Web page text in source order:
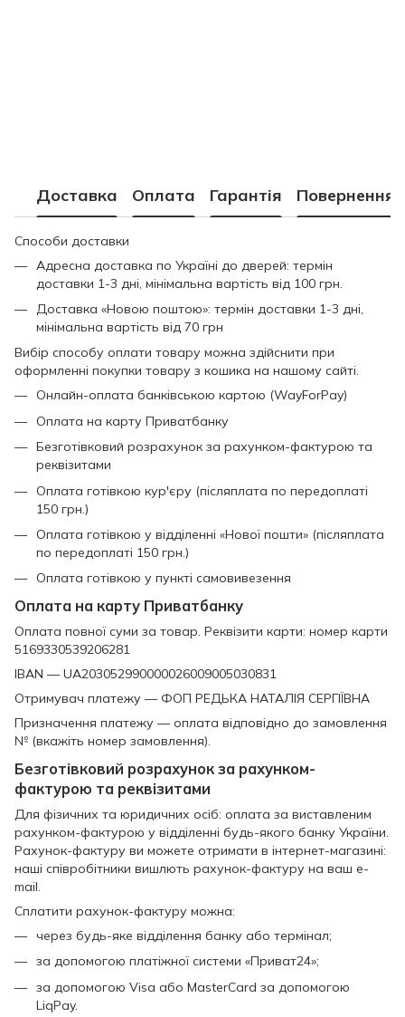
Доставка Оплата Гарантія Повернення
Способи доставки
Адресна доставка по Україні до дверей: термін
доставки 1-3 дні, мінімальна вартість від 100 грн.
Доставка «Новою поштою»: термін доставки 1-3 дні,
мінімальна вартість від 70 грн
Вибір способу оплати товару можна здійснити при
оформленні покупки товару з кошика на нашому сайті.
Онлайн-оплата банківською картою (WayForPay)
Оплата на карту Приватбанку
Безготівковий розрахунок за рахунком-фактурою та
реквізитами
Оплата готівкою кур'єру (післяплата по передоплаті
150 грн.)
Оплата готівкою у відділенні «Нової пошти» (післяплата
по передоплаті 150 грн.)
Оплата готівкою у пункті самовивезення
Оплата на карту Приватбанку
Оплата повної суми за товар. Реквізити карти: номер карти
5169330539206281
IBAN — UA203052990000026009005030831
Отримувач платежу — ФОП РЕДЬКА НАТАЛІЯ СЕРГІЇВНА
Призначення платежу — оплата відповідно до замовлення
№ (вкажіть номер замовлення).
Безготівковий розрахунок за рахунком-
фактурою та реквізитами
Для фізичних та юридичних осіб: оплата за виставленим
рахунком-фактурою у відділенні будь-якого банку України.
Рахунок-фактуру ви можете отримати в інтернет-магазині:
наші співробітники вишлють рахунок-фактуру на ваш e-
mail.
Сплатити рахунок-фактуру можна:
через будь-яке відділення банку або термінал;
за допомогою платіжної системи «Приват24»;
за допомогою Visa або MasterCard за допомогою
LiqPay.